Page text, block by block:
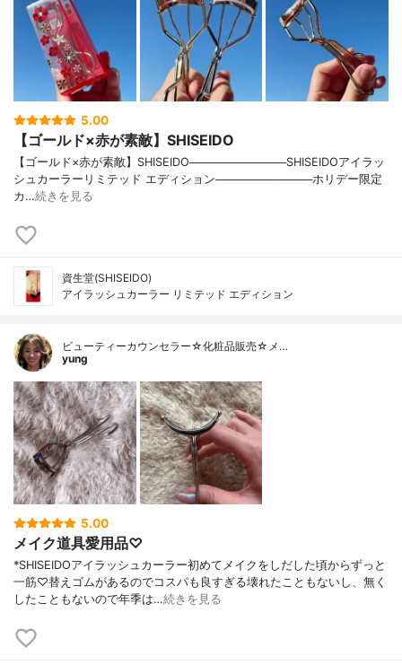
5.00
【ゴールド×赤が素敵】SHISEIDO
【ゴールド×赤が素敵】SHISEIDO────────────SHISEIDOアイラッ
シュカーラーリミテッド エディション────────────ホリデー限定
カ…続きを見る
資生堂(SHISEIDO)
アイラッシュカーラー リミテッド エディション
ビューティーカウンセラー☆化粧品販売☆メ…
yung
5.00
メイク道具愛用品♡
*SHISEIDOアイラッシュカーラー初めてメイクをしだした頃からずっと
一筋♡替えゴムがあるのでコスパも良すぎる壊れたこともないし、無く
したこともないので年季は…続きを見る